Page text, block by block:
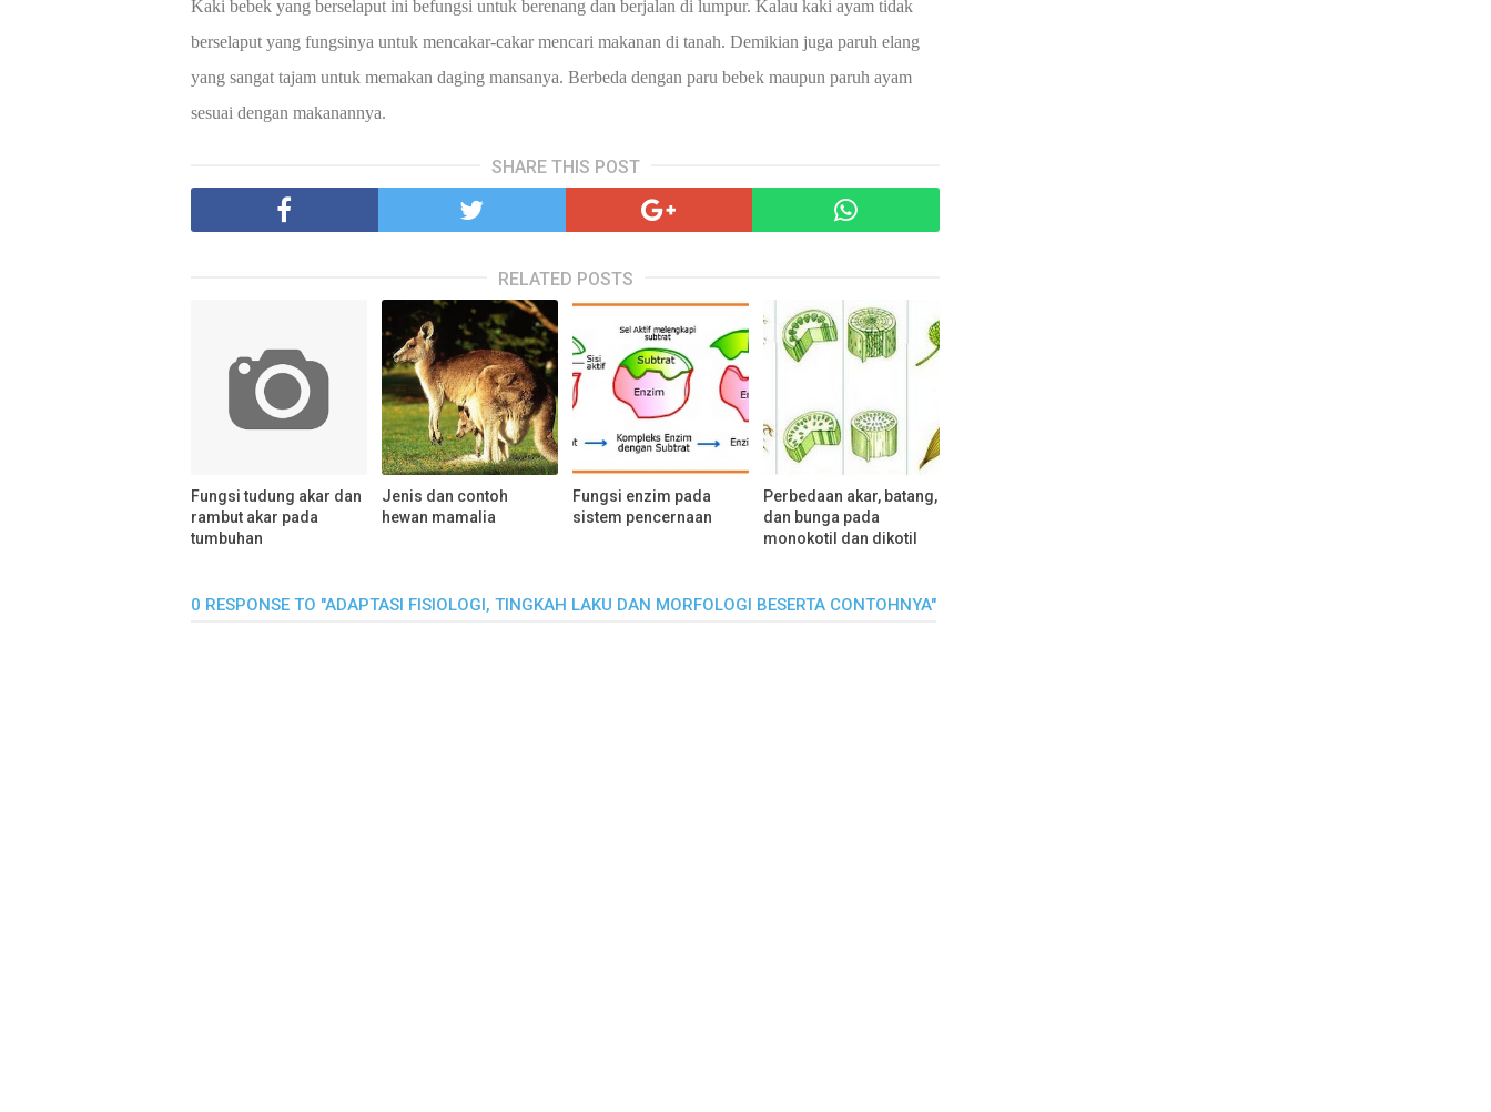
Kaki bebek yang berselaput ini befungsi untuk berenang dan berjalan di lumpur. Kalau kaki ayam tidak
berselaput yang fungsinya untuk mencakar-cakar mencari makanan di tanah. Demikian juga paruh elang
yang sangat tajam untuk memakan daging mansanya. Berbeda dengan paru bebek maupun paruh ayam
sesuai dengan makanannya.
SHARE THIS POST
RELATED POSTS
Fungsi tudung akar dan
rambut akar pada
tumbuhan
Jenis dan contoh
hewan mamalia
Fungsi enzim pada
sistem pencernaan
Perbedaan akar, batang,
dan bunga pada
monokotil dan dikotil
0 RESPONSE TO "ADAPTASI FISIOLOGI, TINGKAH LAKU DAN MORFOLOGI BESERTA CONTOHNYA"